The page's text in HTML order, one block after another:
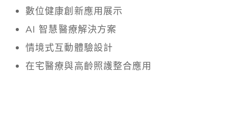
數位健康創新應用展示
AI 智慧醫療解決方案
情境式互動體驗設計
在宅醫療與高齡照護整合應用